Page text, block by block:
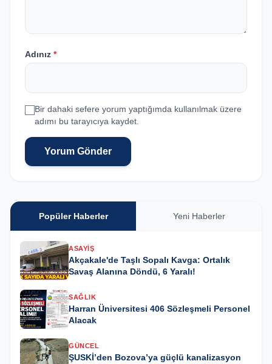
Adınız *
Bir dahaki sefere yorum yaptığımda kullanılmak üzere
adımı bu tarayıcıya kaydet.
Yorum Gönder
Popüler Haberler Yeni Haberler
ASAYIŞ
Akçakale'de Taşlı Sopalı Kavga: Ortalık
Savaş Alanına Döndü, 6 Yaralı!
SAĞLIK
Harran Üniversitesi 406 Sözleşmeli Personel
Alacak
GÜNCEL
ŞUSKİ’den Bozova’ya güçlü kanalizasyon